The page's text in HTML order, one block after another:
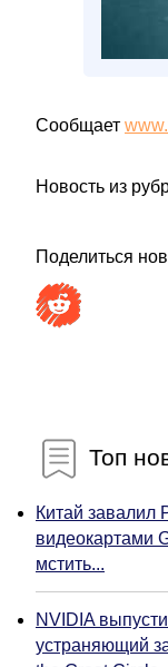
Сообщает
Новость из
Поделиться
Топ
Китай завалил
видеокартами
мстить...
NVIDIA
устраняющий